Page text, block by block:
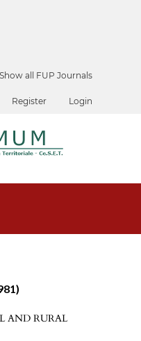
Show all FUP Journals
Register Login
AND RURAL